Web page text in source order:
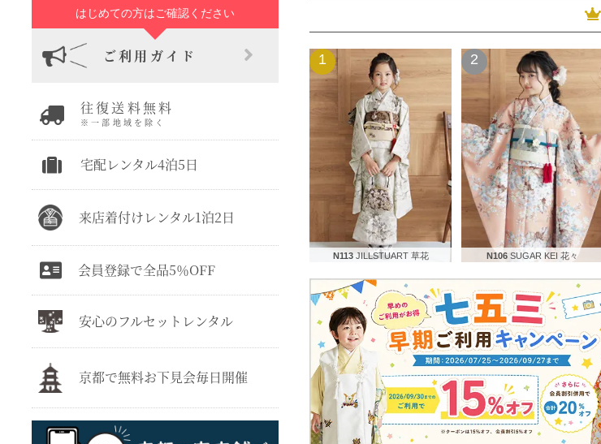
はじめての方はご確認ください
ご利用ガイド
往復送料無料
※一部地域を除く
宅配レンタル4泊5日
来店着付けレンタル1泊2日
会員登録で全品5％OFF
安心のフルセットレンタル
京都で無料お下見会毎日開催
1
N113 JILLSTUART 草花
2
N106 SUGAR KEI 花々